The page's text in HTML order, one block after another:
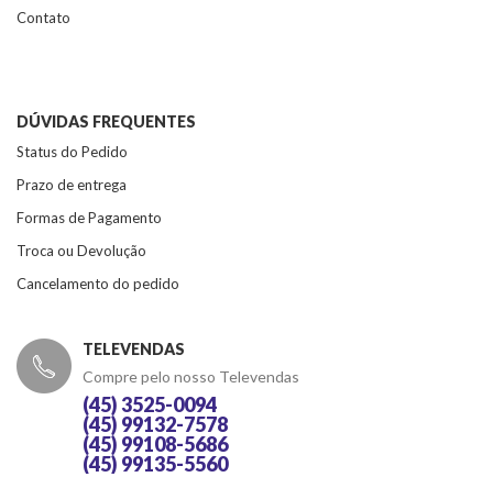
Contato
DÚVIDAS FREQUENTES
Status do Pedido
Prazo de entrega
Formas de Pagamento
Troca ou Devolução
Cancelamento do pedido
TELEVENDAS
Compre pelo nosso Televendas
(45) 3525-0094
(45) 99132-7578
(45) 99108-5686
(45) 99135-5560